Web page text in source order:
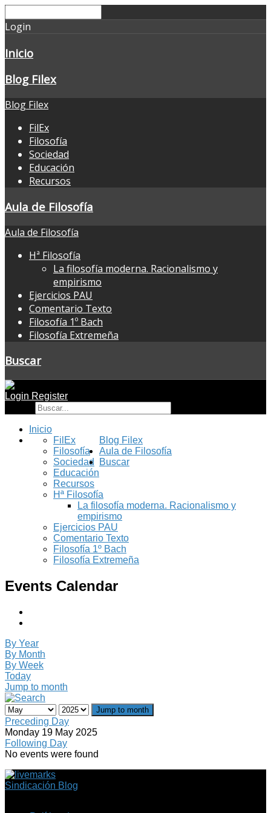
Login
Inicio
Blog Filex
Blog Filex
FilEx
Filosofía
Sociedad
Educación
Recursos
Aula de Filosofía
Aula de Filosofía
Hª Filosofía
La filosofía moderna. Racionalismo y
empirismo
Ejercicios PAU
Comentario Texto
Filosofía 1º Bach
Filosofía Extremeña
Buscar
Login Register
Inicio
Blog Filex
FilEx
Filosofía
Sociedad
Educación
Recursos
Aula de Filosofía
Hª Filosofía
La filosofía moderna. Racionalismo y
empirismo
Ejercicios PAU
Comentario Texto
Filosofía 1º Bach
Filosofía Extremeña
Buscar
Events Calendar
By Year
By Month
By Week
Today
Jump to month
Jump to month
Preceding Day
Monday 19 May 2025
Following Day
No events were found
Sindicación Blog